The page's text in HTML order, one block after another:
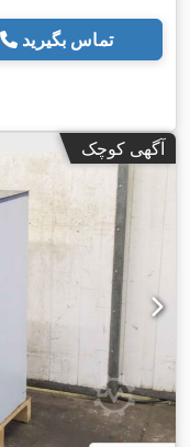
تماس بگیرید
آگهی کوچک